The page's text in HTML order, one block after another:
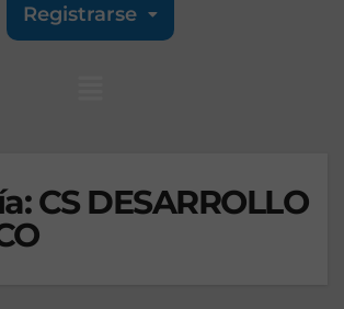
Registrarse
CS DESARROLLO